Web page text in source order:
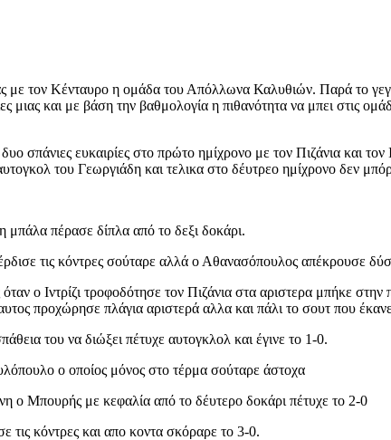
με τον Κένταυρο η ομάδα του Απόλλωνα Καλυθιών. Παρά το
μιας και με βάση την βαθμολογία η πιθανότητα να μπει στις
ευκαιρίες στο πρώτο ημίχρονο με τον Πιζάνια και
του Γεωργιάδη και τελικα στο δέυτρεο ημίχρονο δεν
πέρασε δίπλα από το δεξι δοκάρι.
τις κόντρες σούταρε αλλά ο Αθανασόπουλος απέκρουσε
όταν ο Ιντρίζι τροφοδότησε τον Πιζάνια στα αριστερα μπήκε
προχώρησε πλάγια αριστερά αλλα και πάλι το σουτ που
του να διώξει πέτυχε αυτογκλολ και έγινε το 1-0.
ο οποίος μόνος στο τέρμα σούταρε άστοχα
ο Μπουρής με κεφαλία από το δέυτερο δοκάρι πέτυχε το 2-0
τις κόντρες και απο κοντα σκόραρε το 3-0.